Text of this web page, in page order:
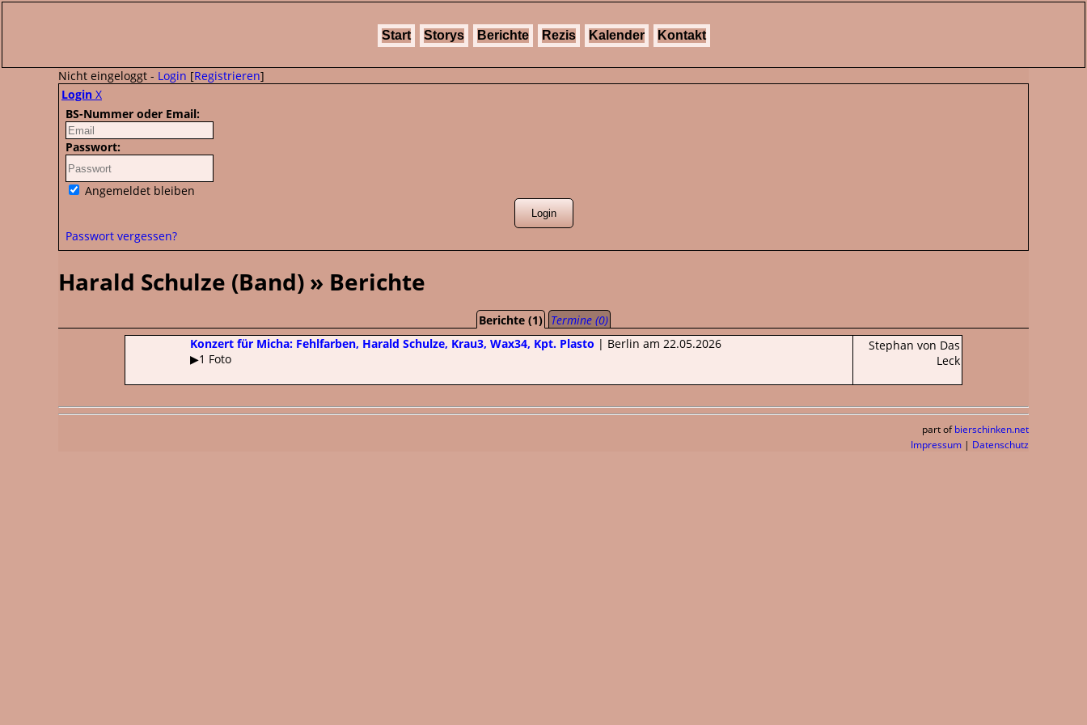
Start Storys Berichte Rezis Kalender Kontakt
Nicht eingeloggt - Login [Registrieren]
Login X
BS-Nummer oder Email:
Passwort:
Angemeldet bleiben
Passwort vergessen?
Harald Schulze (Band) » Berichte
Berichte (1) Termine (0)
Stephan von Das
Leck
Konzert für Micha: Fehlfarben, Harald Schulze, Krau3, Wax34, Kpt. Plasto | Berlin am 22.05.2026
▶1 Foto
part of bierschinken.net
Impressum | Datenschutz